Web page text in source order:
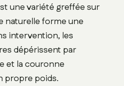
une variété greffée sur
naturelle forme une
intervention, les
dépérissent par
et la couronne
propre poids.